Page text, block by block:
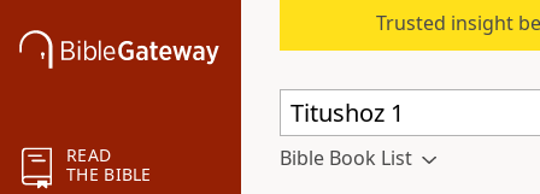
READ
THE BIBLE
Trusted insight
Bible Book List